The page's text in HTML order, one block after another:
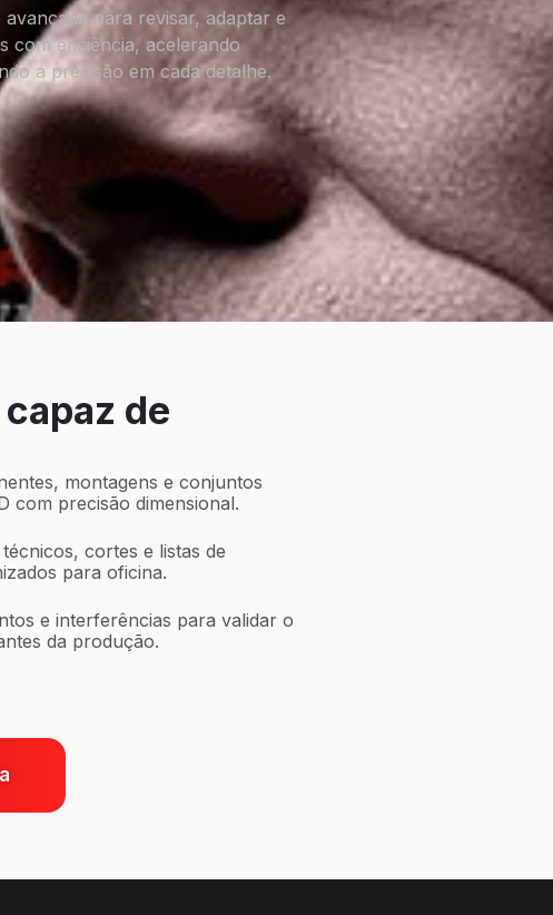
para revisar, adaptar e
com eficiência, acelerando
a precisão em cada detalhe.
de
montagens e conjuntos
com precisão dimensional.
cortes e listas de
para oficina.
e interferências para validar o
da produção.